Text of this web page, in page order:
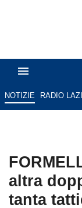
NOTIZIE RADIO
altra
tanta